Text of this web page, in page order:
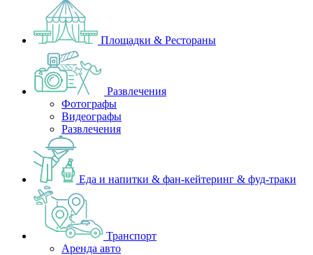
Площадки & Рестораны
Развлечения
Фотографы
Видеографы
Развлечения
Еда и напитки & фан-кейтеринг & фуд-траки
Транспорт
Аренда авто